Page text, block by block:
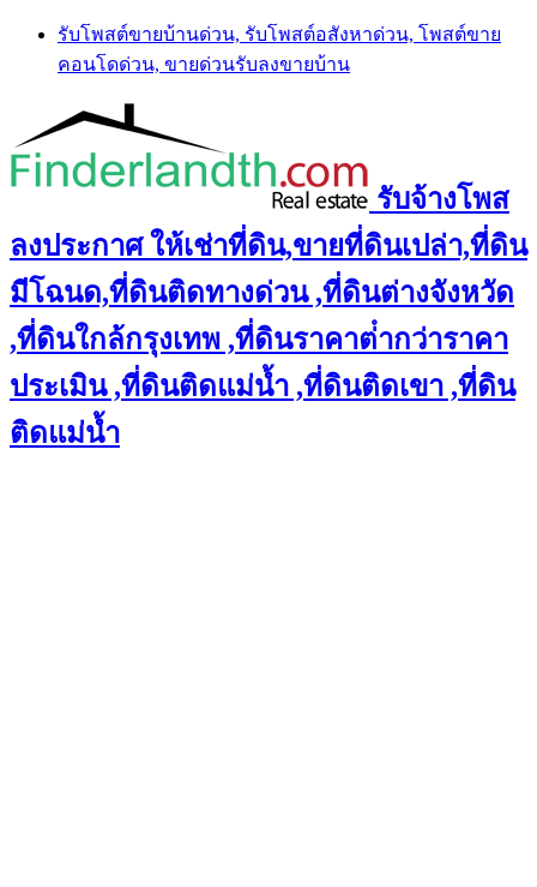
Skip
content
รับโพสต์ขายบ้านด่วน, รับโพสต์อสังหาด่วน, โพสต์ขาย
คอนโดด่วน, ขายด่วนรับลงขายบ้าน
รับจ้างโพส
ลงประกาศ ให้เช่าที่ดิน,ขายที่ดินเปล่า,ที่ดิน
มีโฉนด,ที่ดินติดทางด่วน ,ที่ดินต่างจังหวัด
,ที่ดินใกล้กรุงเทพ ,ที่ดินราคาต่ํากว่าราคา
ประเมิน ,ที่ดินติดแม่น้ำ ,ที่ดินติดเขา ,ที่ดิน
ติดแม่น้ำ